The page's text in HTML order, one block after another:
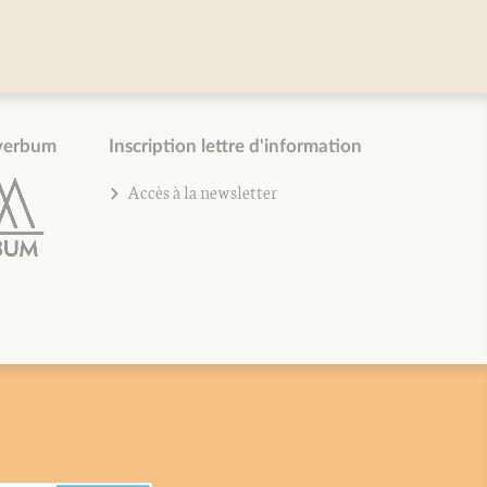
Inscription lettre d'information
Accès à la newsletter